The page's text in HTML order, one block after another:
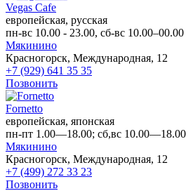
Vegas Cafe
европейская, русская
пн-вс 10.00 - 23.00, сб-вс 10.00–00.00
Мякинино
Красногорск, Международная, 12
+7 (929) 641 35 35
Позвонить
Fornetto
европейская, японская
пн-пт 1.00—18.00; сб,вс 10.00—18.00
Мякинино
Красногорск, Международная, 12
+7 (499) 272 33 23
Позвонить